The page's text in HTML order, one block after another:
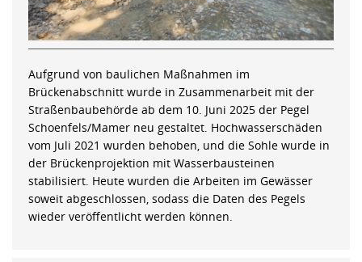
Aufgrund von baulichen Maßnahmen im
Brückenabschnitt wurde in Zusammenarbeit mit der
Straßenbaubehörde ab dem 10. Juni 2025 der Pegel
Schoenfels/Mamer neu gestaltet. Hochwasserschäden
vom Juli 2021 wurden behoben, und die Sohle wurde in
der Brückenprojektion mit Wasserbausteinen
stabilisiert. Heute wurden die Arbeiten im Gewässer
soweit abgeschlossen, sodass die Daten des Pegels
wieder veröffentlicht werden können.